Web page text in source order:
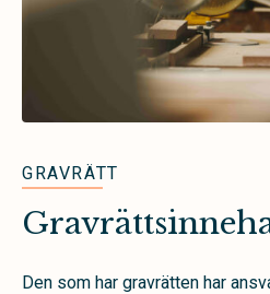
GRAVRÄTT
Den som har gravrätten har